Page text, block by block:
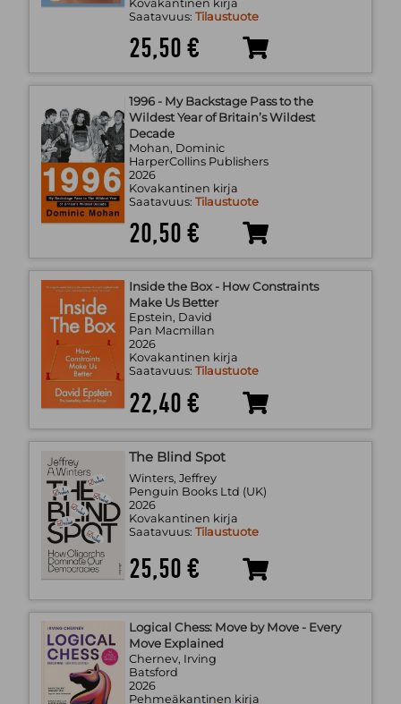
Kovakantinen kirja
Saatavuus: Tilaustuote
25,50 €
1996 - My Backstage Pass to the
Wildest Year of Britain’s Wildest
Decade
Mohan, Dominic
HarperCollins Publishers
2026
Kovakantinen kirja
Saatavuus: Tilaustuote
20,50 €
Inside the Box - How Constraints
Make Us Better
Epstein, David
Pan Macmillan
2026
Kovakantinen kirja
Saatavuus: Tilaustuote
22,40 €
The Blind Spot
Winters, Jeffrey
Penguin Books Ltd (UK)
2026
Kovakantinen kirja
Saatavuus: Tilaustuote
25,50 €
Logical Chess: Move by Move - Every
Move Explained
Chernev, Irving
Batsford
2026
Pehmeäkantinen kirja